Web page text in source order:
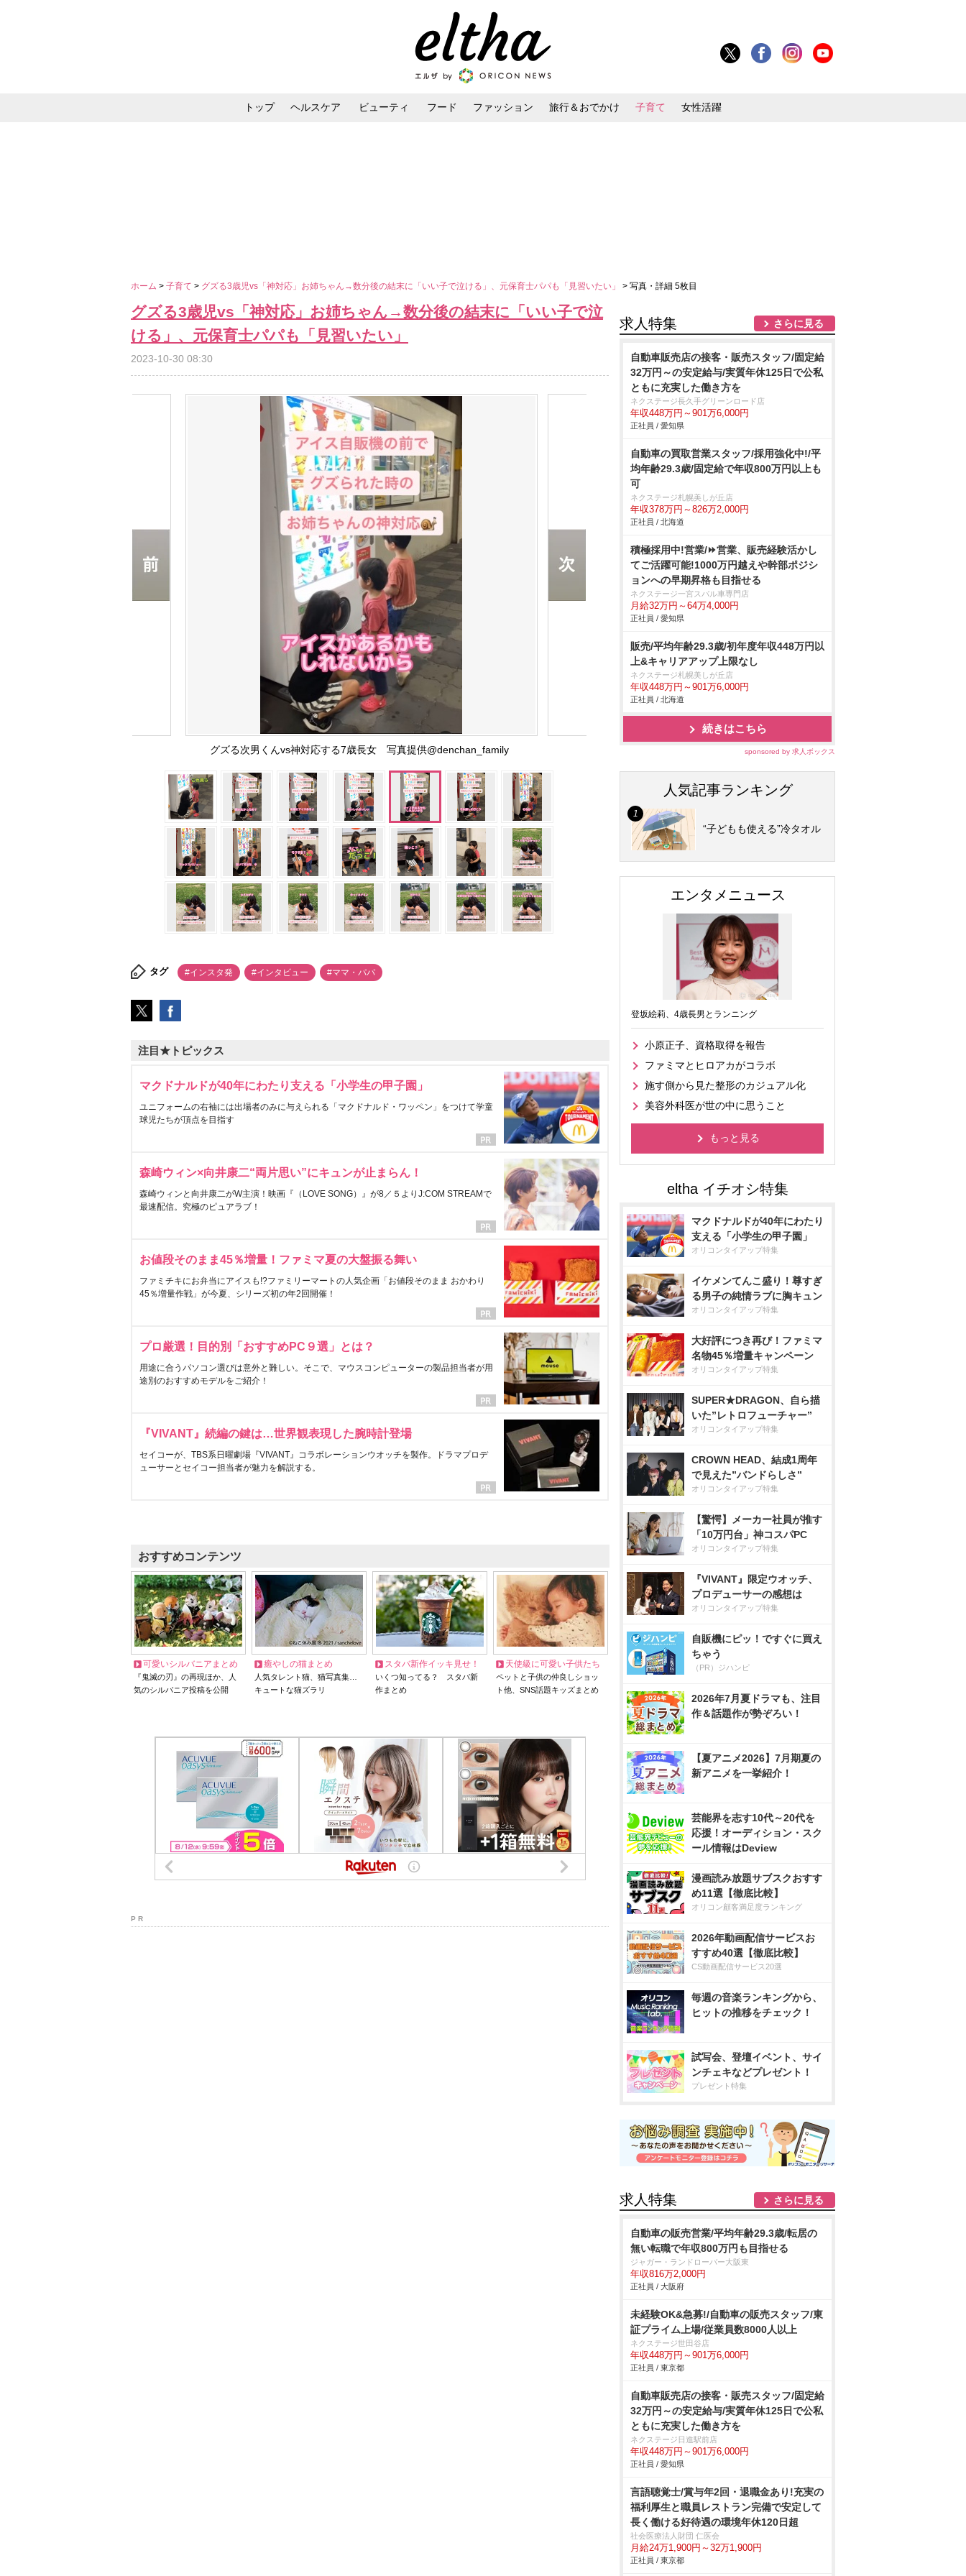
トップ ヘルスケア ビューティ フード ファッション 旅行＆おでかけ 子育て 女性活躍
ホーム > 子育て > グズる3歳児vs「神対応」お姉ちゃん→数分後の結末に「いい子で泣ける」、元保育士パパも「見習いたい」 > 写真・詳細 5枚目
グズる3歳児vs「神対応」お姉ちゃん→数分後の結末に「いい子で泣
ける」、元保育士パパも「見習いたい」
2023-10-30 08:30
グズる次男くんvs神対応する7歳長女 写真提供@denchan_family
タグ #インスタ発 #インタビュー #ママ・パパ
注目★トピックス
マクドナルドが40年にわたり支える「小学生の甲子園」
ユニフォームの右袖には出場者のみに与えられる「マクドナルド・ワッペン」をつけて学童
球児たちが頂点を目指す
森崎ウィン×向井康二“両片思い”にキュンが止まらん！
森崎ウィンと向井康二がW主演！映画『（LOVE SONG）』が8／５よりJ:COM STREAMで
最速配信。究極のピュアラブ！
お値段そのまま45％増量！ファミマ夏の大盤振る舞い
ファミチキにお弁当にアイスも!?ファミリーマートの人気企画「お値段そのまま おかわり
45％増量作戦」が今夏、シリーズ初の年2回開催！
プロ厳選！目的別「おすすめPC９選」とは？
用途に合うパソコン選びは意外と難しい。そこで、マウスコンピューターの製品担当者が用
途別のおすすめモデルをご紹介！
『VIVANT』続編の鍵は…世界観表現した腕時計登場
セイコーが、TBS系日曜劇場『VIVANT』コラボレーションウオッチを製作。ドラマプロデ
ューサーとセイコー担当者が魅力を解説する。
おすすめコンテンツ
可愛いシルバニアまとめ
『鬼滅の刃』の再現ほか、人
気のシルバニア投稿を公開
癒やしの猫まとめ
人気タレント猫、猫写真集…
キュートな猫ズラリ
スタバ新作イッキ見せ！
いくつ知ってる？ スタバ新
作まとめ
天使級に可愛い子供たち
ペットと子供の仲良しショッ
ト他、SNS話題キッズまとめ
P R
求人特集 さらに見る
自動車販売店の接客・販売スタッフ/固定給
32万円～の安定給与/実質年休125日で公私
ともに充実した働き方を
ネクステージ⾧久手グリーンロード店
年収448万円～901万6,000円
正社員 / 愛知県
自動車の買取営業スタッフ/採用強化中!/平
均年齢29.3歳/固定給で年収800万円以上も
可
ネクステージ札幌美しが丘店
年収378万円～826万2,000円
正社員 / 北海道
積極採用中!営業/⏩️営業、販売経験活かし
てご活躍可能!1000万円越えや幹部ポジシ
ョンへの早期昇格も目指せる
ネクステージ一宮スバル車専門店
月給32万円～64万4,000円
正社員 / 愛知県
販売/平均年齢29.3歳/初年度年収448万円以
上&キャリアアップ上限なし
ネクステージ札幌美しが丘店
年収448万円～901万6,000円
正社員 / 北海道
続きはこちら
sponsored by 求人ボックス
人気記事ランキング
“子どもも使える”冷タオル
エンタメニュース
登坂絵莉、4歳長男とランニング
小原正子、資格取得を報告
ファミマとヒロアカがコラボ
施す側から見た整形のカジュアル化
美容外科医が世の中に思うこと
もっと見る
マクドナルドが40年にわたり
支える「小学生の甲子園」
オリコンタイアップ特集
イケメンてんこ盛り！尊すぎ
る男子の純情ラブに胸キュン
オリコンタイアップ特集
大好評につき再び！ファミマ
名物45％増量キャンペーン
オリコンタイアップ特集
SUPER★DRAGON、自ら描
いた”レトロフューチャー”
オリコンタイアップ特集
CROWN HEAD、結成1周年
で見えた”バンドらしさ”
オリコンタイアップ特集
【驚愕】メーカー社員が推す
「10万円台」神コスパPC
オリコンタイアップ特集
『VIVANT』限定ウオッチ、
プロデューサーの感想は
オリコンタイアップ特集
自販機にピッ！ですぐに買え
ちゃう
（PR）ジハンピ
2026年7月夏ドラマも、注目
作＆話題作が勢ぞろい！
【夏アニメ2026】7月期夏の
新アニメを一挙紹介！
芸能界を志す10代～20代を
応援！オーディション・スク
ール情報はDeview
漫画読み放題サブスクおすす
め11選【徹底比較】
オリコン顧客満足度ランキング
2026年動画配信サービスお
すすめ40選【徹底比較】
CS動画配信サービス20選
毎週の音楽ランキングから、
ヒットの推移をチェック！
試写会、登壇イベント、サイ
ンチェキなどプレゼント！
プレゼント特集
求人特集 さらに見る
自動車の販売営業/平均年齢29.3歳/転居の
無い転職で年収800万円も目指せる
ジャガー・ランドローバー大阪東
年収816万2,000円
正社員 / 大阪府
未経験OK&急募!/自動車の販売スタッフ/東
証プライム上場/従業員数8000人以上
ネクステージ世田谷店
年収448万円～901万6,000円
正社員 / 東京都
自動車販売店の接客・販売スタッフ/固定給
32万円～の安定給与/実質年休125日で公私
ともに充実した働き方を
ネクステージ日進駅前店
年収448万円～901万6,000円
正社員 / 愛知県
言語聴覚士/賞与年2回・退職金あり!充実の
福利厚生と職員レストラン完備で安定して
長く働ける好待遇の環境年休120日超
社会医療法人財団 仁医会
月給24万1,900円～32万1,900円
正社員 / 東京都